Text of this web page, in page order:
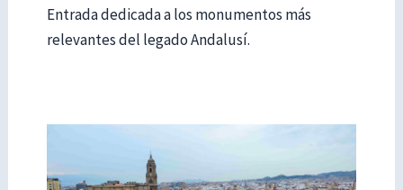
Entrada dedicada a los monumentos más
relevantes del legado Andalusí.